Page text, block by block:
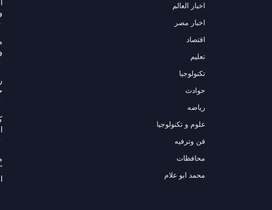
اخبار العالم
اخبار مصر
اقتصاد
تعليم
تكنولوجيا
حوادث
رياضه
علوم و تكنولوجيا
فن وترفيه
محافظات
محمد ابو علام